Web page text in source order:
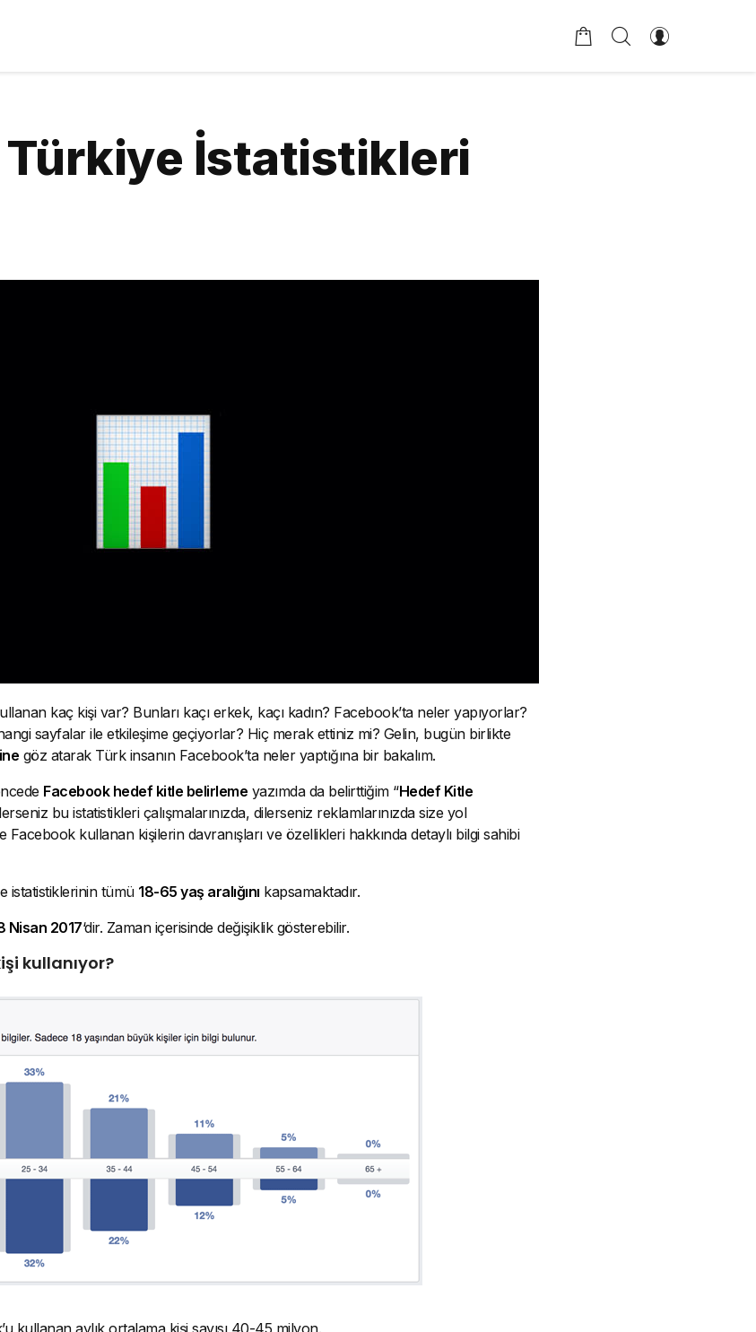
Türkiye İstatistikleri
kaç kişi var? Bunları kaçı erkek, kaçı kadın? Facebook’ta neler yapıyorlar?
sayfalar ile etkileşime geçiyorlar? Hiç merak ettiniz mi? Gelin, bugün birlikte
göz atarak Türk insanın Facebook’ta neler yaptığına bir bakalım.
Facebook hedef kitle belirleme yazımda da belirttiğim “Hedef Kitle
bu istatistikleri çalışmalarınızda, dilerseniz reklamlarınızda size yol
Facebook kullanan kişilerin davranışları ve özellikleri hakkında detaylı bilgi sahibi
istatistiklerinin tümü 18-65 yaş aralığını kapsamaktadır.
Nisan 2017‘dir. Zaman içerisinde değişiklik gösterebilir.
kullanıyor?
kullanan aylık ortalama kişi sayısı 40-45 milyon.